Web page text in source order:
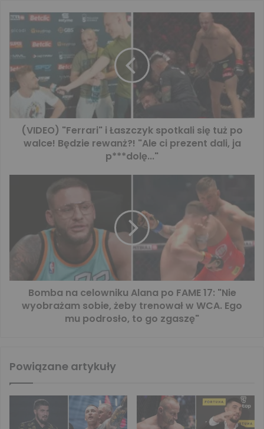
(VIDEO) "Ferrari" i Łaszczyk spotkali się tuż po
walce! Będzie rewanż?! "Ale ci prezent dali, ja
p***dolę..."
Bomba na celowniku Alana po FAME 17: "Nie
wyobrażam sobie, żeby trenował w WCA. Ego
mu podrosło, to go zgaszę"
Powiązane artykuły